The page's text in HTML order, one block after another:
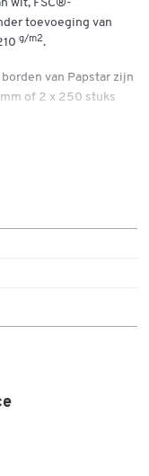
wit, FSC®-
toevoeging van
g/m2.
van Papstar zijn
of 2 x 250 stuks
karton van nieuwe
130 x 200 mm
165 x 200 mm